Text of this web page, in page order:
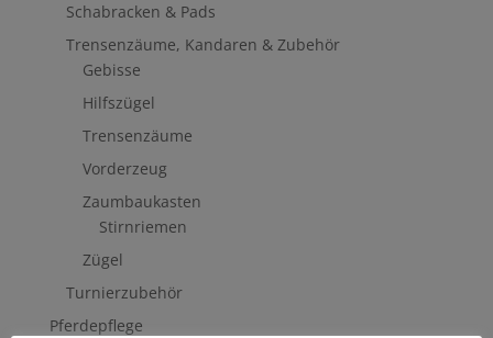
Schabracken & Pads
Trensenzäume, Kandaren & Zubehör
Gebisse
Hilfszügel
Trensenzäume
Vorderzeug
Zaumbaukasten
Stirnriemen
Zügel
Turnierzubehör
Pferdepflege